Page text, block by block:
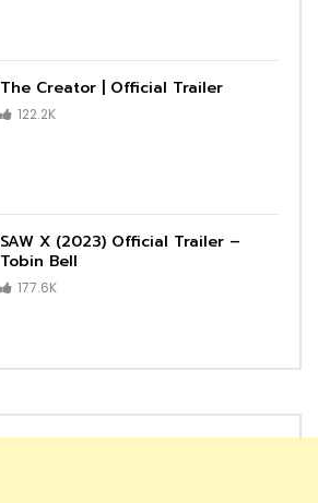
The Creator | Official Trailer
122.2K
SAW X (2023) Official Trailer –
Tobin Bell
177.6K